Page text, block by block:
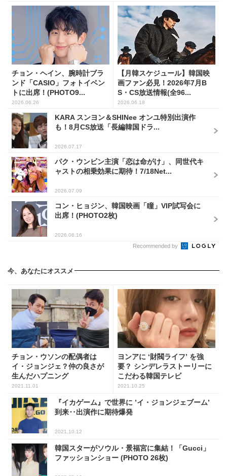
チョン・ヘイン、腕時計ブラ
ンド「CASIO」フォトイベン
トに出席！(PHOTO9...
2026.06.26
【月韓スケジュール】韓国映
画ファン必見！2026年7月B
S・CS放送情報(全96...
2026.06.18
KARA スンヨン＆SHINee オンユ特別出演作
も！8月CS放送「長編韓国ドラ...
2026.07.17
パク・ウンビン主演「恋は命がけ」、同世代キ
ャストの相乗効果に期待！7/18Net...
2026.07.09
コン・ヒョジン、韓国映画「瞳」VIP試写会に
出席！(PHOTO2枚)
2026.06.16
Recommended by
今、あなたにオススメ
チョン・ウソンの配偶者は
イ・ジョンジェ？仲の良さが
生んだハプニング
2021.11.01
ヨンアに ‘財閥ライフ’ を強
要？ シンデレラストーリーに
こだわる韓国テレビ
2021.10.25
『イカゲーム』で世界に ’イ・ジョンジェブーム’
到来‥出演作に期待爆発
2021.10.12
韓国スターがソウル・景福宮に集結！「Gucci」
ファッションショー (PHOTO 26枚)